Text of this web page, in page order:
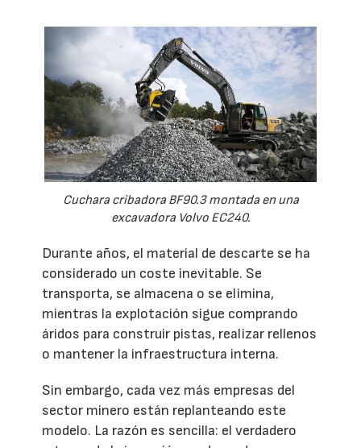
Cuchara cribadora BF90.3 montada en una
excavadora Volvo EC240.
Durante años, el material de descarte se ha
considerado un coste inevitable. Se
transporta, se almacena o se elimina,
mientras la explotación sigue comprando
áridos para construir pistas, realizar rellenos
o mantener la infraestructura interna.
Sin embargo, cada vez más empresas del
sector minero están replanteando este
modelo. La razón es sencilla: el verdadero